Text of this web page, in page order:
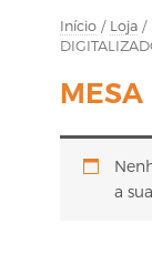
Início / Loja /
a